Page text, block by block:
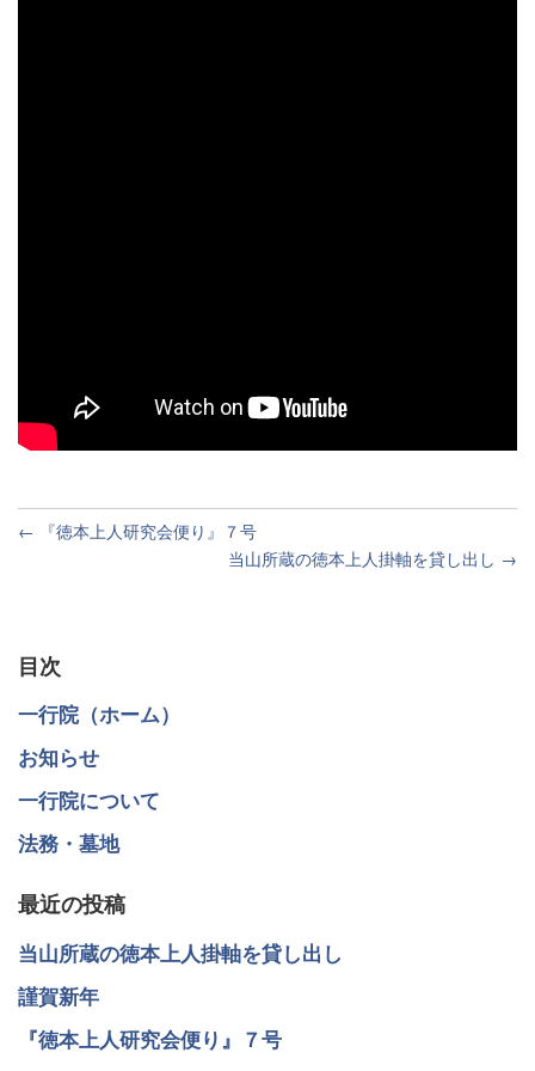
前
記
事
へ
の
リ
ク
← 『徳本上人研究会便り』７号
当山所蔵の徳本上人掛軸を貸し出し →
目次
一行院（ホーム）
お知らせ
一行院について
法務・墓地
最近の投稿
当山所蔵の徳本上人掛軸を貸し出し
謹賀新年
『徳本上人研究会便り』７号